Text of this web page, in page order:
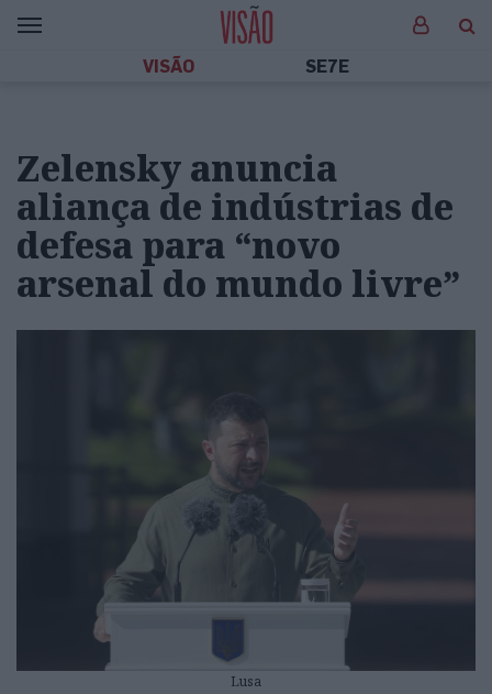
VISÃO SE7E
Zelensky anuncia
aliança de indústrias de
defesa para “novo
arsenal do mundo livre”
Lusa